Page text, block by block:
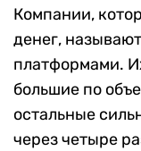
Компании,
денег,
платформами.
большие по
остальные
через четыре